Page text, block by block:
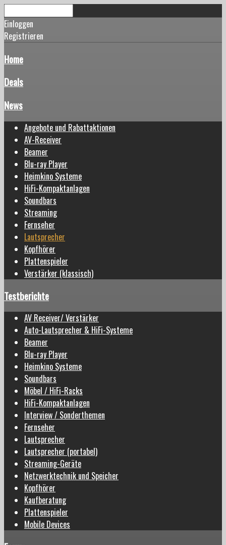
Einloggen
Registrieren
Home
Deals
News
Angebote und Rabattaktionen
AV-Receiver
Beamer
Blu-ray Player
Heimkino Systeme
HiFi-Kompaktanlagen
Soundbars
Streaming
Fernseher
Lautsprecher
Kopfhörer
Plattenspieler
Verstärker (klassisch)
Testberichte
AV Receiver/ Verstärker
Auto-Lautsprecher & HiFi-Systeme
Beamer
Blu-ray Player
Heimkino Systeme
Soundbars
Möbel / HiFi-Racks
HiFi-Kompaktanlagen
Interview / Sonderthemen
Fernseher
Lautsprecher
Lautsprecher (portabel)
Streaming-Geräte
Netzwerktechnik und Speicher
Kopfhörer
Kaufberatung
Plattenspieler
Mobile Devices